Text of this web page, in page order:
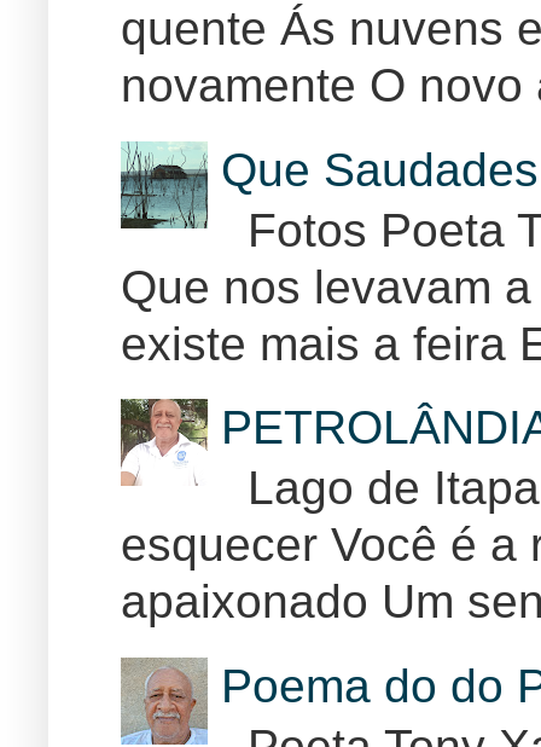
quente Ás nuvens
novamente O
Que
Fotos Poeta
Que nos levavam
existe mais a feira
Lago de
esquecer Você é a
apaixonado Um
Poema do do